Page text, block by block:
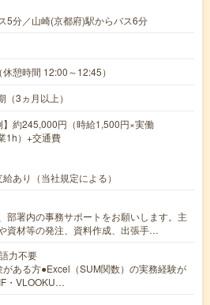
5分／山崎(京都府)駅からバス6分
憩時間 12:00～12:45）
3ヵ月以上）
】約245,000円（時給1,500円×実働
1h）+交通費
あり（当社規定による）
部署内の事務サポートをお願いします。主
資材等の発注、資料作成、出張手…
力不要
がある方●Excel（SUM関数）の実務経験が
・VLOOKU…